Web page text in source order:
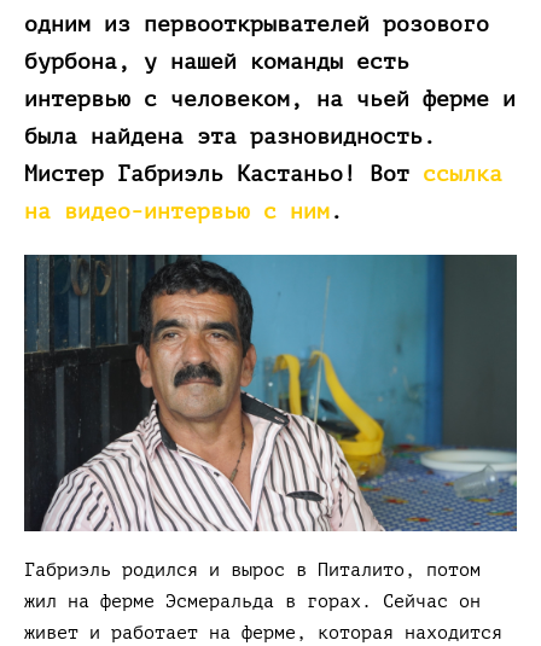
одним из первооткрывателей розового
бурбона, у нашей команды есть
интервью с человеком, на чьей ферме и
была найдена эта разновидность.
Мистер Габриэль Кастаньо! Вот ссылка
на видео-интервью с ним .
Габриэль родился и вырос в Питалито, потом
жил на ферме Эсмеральда в горах. Сейчас он
живет и работает на ферме, которая находится